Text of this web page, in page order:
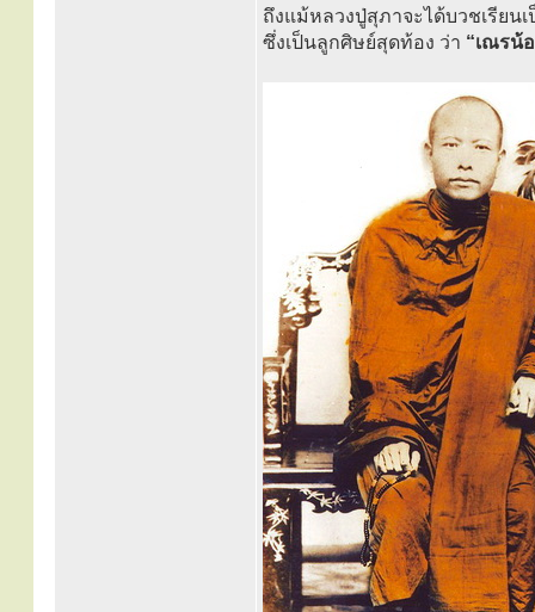
ถึงแม้หลวงปู่สุภาจะได้บวชเรีย
ซึ่งเป็นลูกศิษย์สุดท้อง ว่า “เณรน้